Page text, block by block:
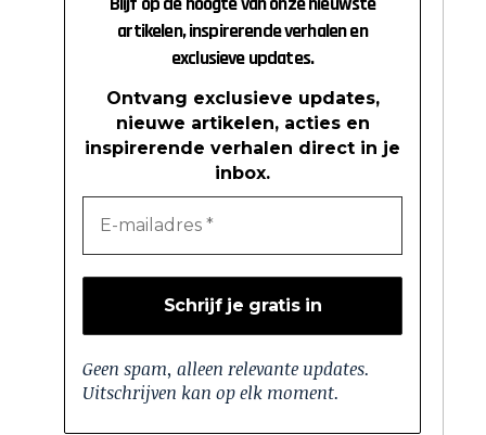
artikelen, inspirerende verhalen en
exclusieve updates.
Ontvang exclusieve updates,
nieuwe artikelen, acties en
inspirerende verhalen direct in je
inbox.
Geen spam, alleen relevante updates.
Uitschrijven kan op elk moment.